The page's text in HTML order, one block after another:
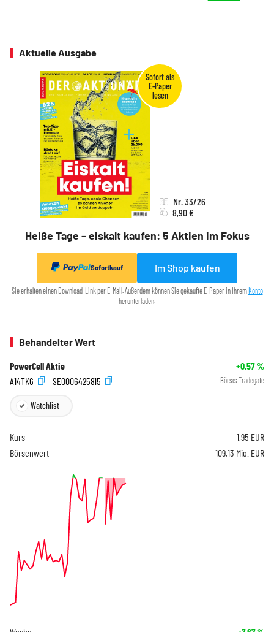
Aktuelle Ausgabe
Heiße Tage – eiskalt kaufen: 5 Aktien im Fokus
Nr. 33/26
8,90 €
Sofortkauf Im Shop kaufen
Sie erhalten einen Download-Link per E-Mail. Außerdem können Sie gekaufte E-Paper in Ihrem Konto
herunterladen.
Behandelter Wert
PowerCell Aktie +0,57%
A14TK6
SE0006425815 Börse: Tradegate
Watchlist
Kurs 1,95 EUR
Börsenwert
109,13 Mio. EUR